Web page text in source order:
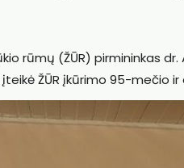
rūmų (ŽŪR) pirmininkas
ŽŪR įkūrimo 95-mečio